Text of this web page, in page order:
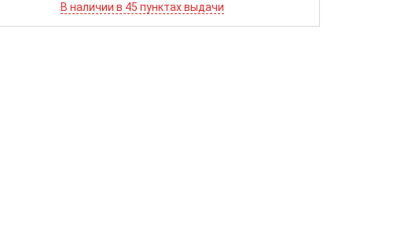
В наличии в 45 пунктах выдачи